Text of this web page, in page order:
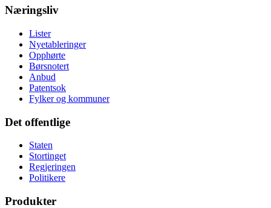
Næringsliv
Lister
Nyetableringer
Opphørte
Børsnotert
Anbud
Patentsok
Fylker og kommuner
Det offentlige
Staten
Stortinget
Regjeringen
Politikere
Produkter